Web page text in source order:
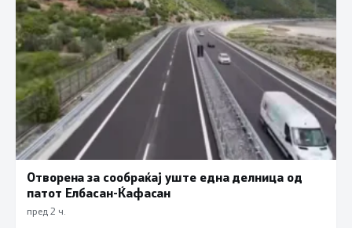
Отворена за сообраќај уште една делница од
патот Елбасан-Ќафасан
пред 2 ч.